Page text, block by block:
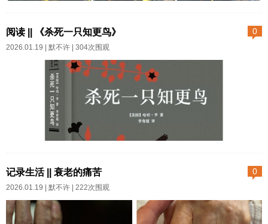
汁最重要。这家菜符合我们家口
尝尝。另外服务员真是特勤快热
们送了另一种糟卤汁，说泡了又
是另外一种味道。我主动大众了
好评。...
栾树的小花落在树下的小车上。
近距离拍摄，车窗的玻璃映衬着
一粒粒迷你花朵和背景里的居家
高楼，就像故事里柔弱的小女孩
在硬朗的暗黑世界渐渐颓靡枯
息，但其实，盛开过的芳香，和
活得自由快乐才重要。...
0
阅读 || 《杀死一只知更鸟》
2026.01.19 | 默不许 | 304次围观
退让一步，达成一致意见。——
《杀死一只知更鸟》人类进入文
明社会，那不是你死我活，而是
一个有分歧，然后协商，最后妥
0
记录生活 || 衰老的痛苦
2026.01.19 | 默不许 | 222次围观